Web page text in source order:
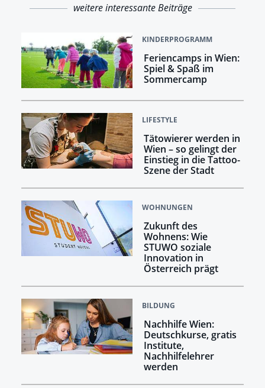
weitere interessante Beiträge
KINDERPROGRAMM
Feriencamps in Wien:
Spiel & Spaß im
Sommercamp
LIFESTYLE
Tätowierer werden in
Wien – so gelingt der
Einstieg in die Tattoo-
Szene der Stadt
WOHNUNGEN
Zukunft des
Wohnens: Wie
STUWO soziale
Innovation in
Österreich prägt
BILDUNG
Nachhilfe Wien:
Deutschkurse, gratis
Institute,
Nachhilfelehrer
werden